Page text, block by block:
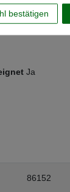
Ja
86152
bestätigen